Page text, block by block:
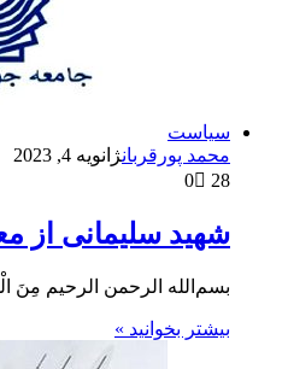
سیاست
محمد پورقربانژانویه 4, 2023
0
28
شهید سلیمانی از
بسم‌الله الرحمن الرحیم مِنَ
بیشتر بخوانید »